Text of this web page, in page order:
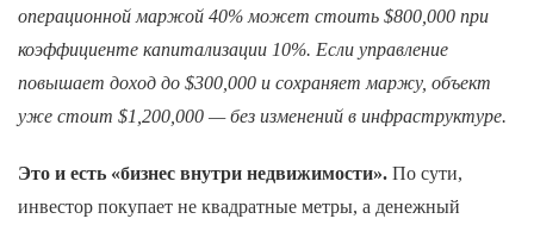
операционной маржой 40% может стоить $800,000 при
коэффициенте капитализации 10%. Если управление
повышает доход до $300,000 и сохраняет маржу, объект
уже стоит $1,200,000 — без изменений в инфраструктуре.
Это и есть «бизнес внутри недвижимости». По сути,
инвестор покупает не квадратные метры, а денежный